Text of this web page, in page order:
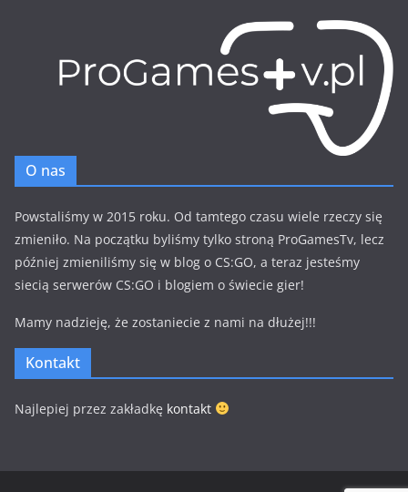
O nas
Powstaliśmy w 2015 roku. Od tamtego czasu wiele rzeczy się
zmieniło. Na początku byliśmy tylko stroną ProGamesTv, lecz
później zmieniliśmy się w blog o CS:GO, a teraz jesteśmy
siecią serwerów CS:GO i blogiem o świecie gier!
Mamy nadzieję, że zostaniecie z nami na dłużej!!!
Kontakt
Najlepiej przez zakładkę kontakt